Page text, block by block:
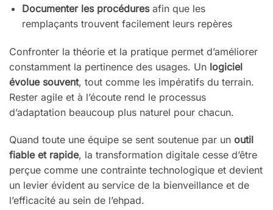
Documenter les procéduresafin que les
remplaçants trouvent facilement leurs repères
Confronter la théorie et la pratique permet d’améliorer
constamment la pertinence des usages. Un logiciel
évolue souvent, tout comme les impératifs du terrain.
Rester agile et à l’écoute rend le processus
d’adaptation beaucoup plus naturel pour chacun.
Quand toute une équipe se sent soutenue par un outil
fiable et rapide, la transformation digitale cesse d’être
perçue comme une contrainte technologique et devient
un levier évident au service de la bienveillance et de
l’efficacité au sein de l’ehpad.